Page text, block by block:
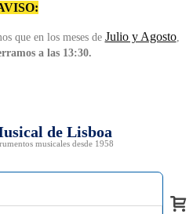
que en los meses de Julio y Agosto,
a las 13:30.
de Lisboa
musicales desde 1958